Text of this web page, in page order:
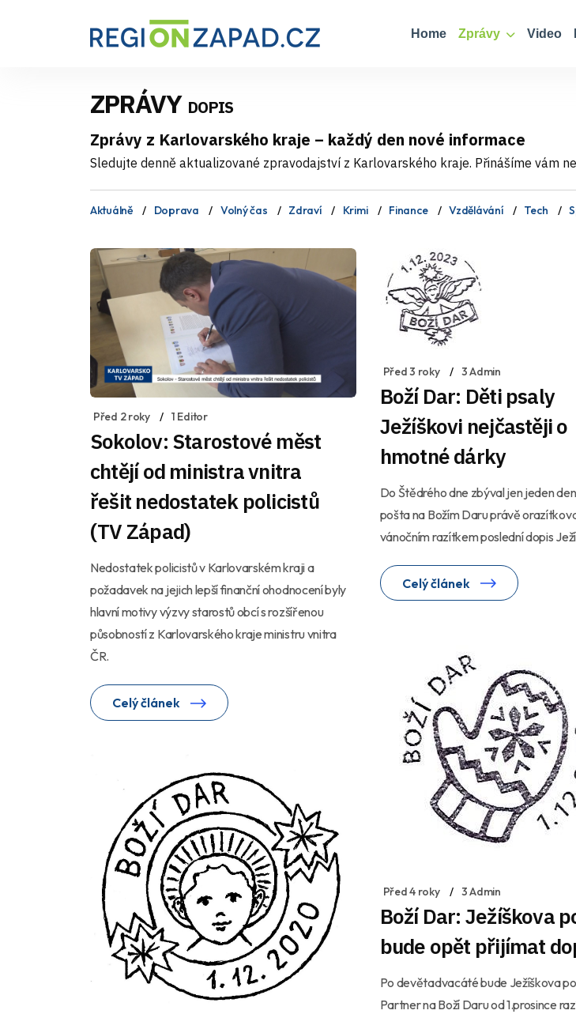
Home Zprávy Video
ZPRÁVY DOPIS
Zprávy z Karlovarského kraje – každý den nové informace
Sledujte denně aktualizované zpravodajství z Karlovarského kraje. Přinášíme vám
Aktuálně Doprava Volný čas Zdraví Krimi Finance Vzdělávání Tech
Před 2 roky 1 Editor
Sokolov: Starostové měst
chtějí od ministra vnitra
řešit nedostatek policistů
(TV Západ)
Nedostatek policistů v Karlovarském kraji a
požadavek na jejich lepší finanční ohodnocení byly
hlavní motivy výzvy starostů obcí s rozšířenou
působností z Karlovarského kraje ministru vnitra
ČR.
Celý článek
Před 3 roky 3 Admin
Boží Dar: Děti psaly
Ježíškovi nejčastěji o
hmotné dárky
Do Štědrého dne zbýval jen jeden
pošta na Božím Daru právě
vánočním razítkem poslední dopis
Celý článek
Před 4 roky 3 Admin
Boží Dar: Ježíškova
bude opět přijímat
Po devětadvacáté bude Ježíškova
Partner na Boží Daru od 1.prosince